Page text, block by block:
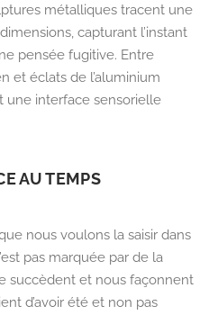
métalliques tracent une
capturant l’instant
pensée fugitive. Entre
et éclats de l’aluminium
interface sensorielle
AU TEMPS
nous voulons la saisir dans
pas marquée par de la
succèdent et nous façonnent
d’avoir été et non pas